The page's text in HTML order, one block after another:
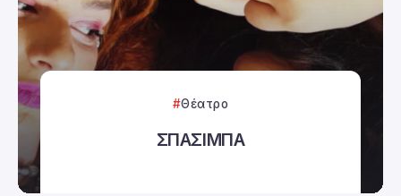
Θέατρο
ΣΠΑΣΙΜΠΑ